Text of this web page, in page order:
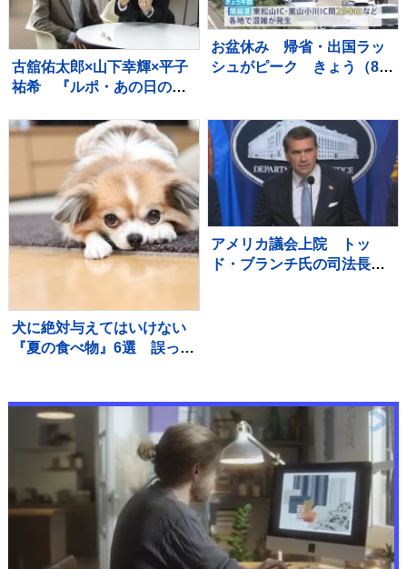
古舘佑太郎×山下幸輝×平子
祐希 『ルポ・あの日の真
く語っていました」
お盆休み 帰省・出国ラッ
シュがピーク きょう（8
下りは午前中ほぼ満席 羽
田空港の国際線は出国ピー
ク
犬に絶対与えてはいけない
『夏の食べ物』6選 誤って
アメリカ議会上院 トッ
ド・ブランチ氏の司法長官